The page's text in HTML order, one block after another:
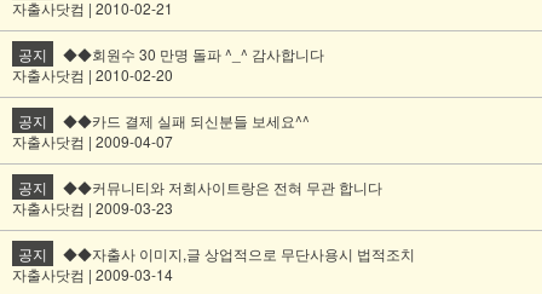
자출사닷컴 | 2010-02-21
공지
◆◆회원수 30 만명 돌파 ^_^ 감사합니다
자출사닷컴 | 2010-02-20
공지
◆◆카드 결제 실패 되신분들 보세요^^
자출사닷컴 | 2009-04-07
공지
◆◆커뮤니티와 저희사이트랑은 전혀 무관 합니다
자출사닷컴 | 2009-03-23
공지
◆◆자출사 이미지,글 상업적으로 무단사용시 법적조치
자출사닷컴 | 2009-03-14